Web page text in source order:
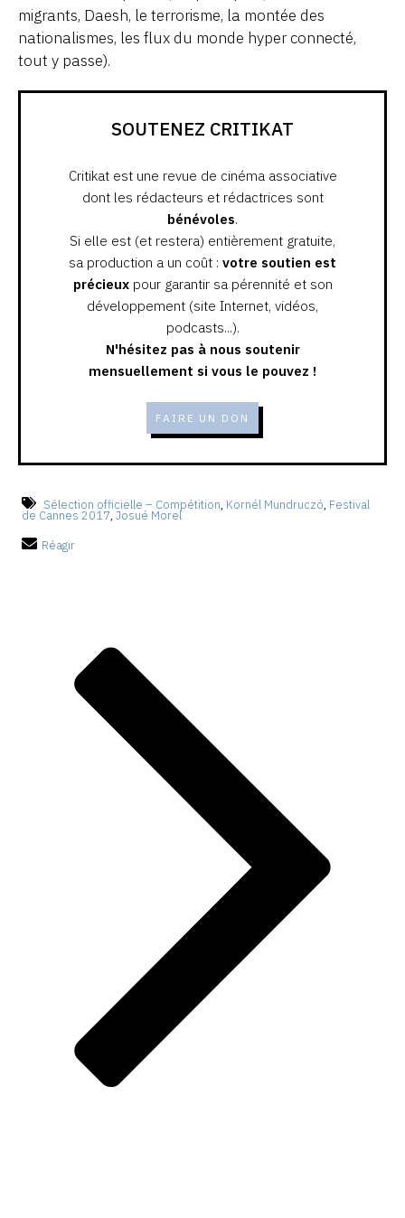
migrants, Daesh, le terrorisme, la montée des
nationalismes, les flux du monde hyper connecté,
tout y passe).
SOUTENEZ CRITIKAT
Critikat est une revue de cinéma associative
dont les rédacteurs et rédactrices sont
bénévoles.
Si elle est (et restera) entièrement gratuite,
sa production a un coût : votre soutien est
précieuxpour garantir sa pérennité et son
développement (site Internet, vidéos,
podcasts...).
N'hésitez pas à nous soutenir
mensuellement si vous le pouvez !
FAIRE UN DON
Sélection officielle – Compétition, Kornél Mundruczó, Festival
de Cannes 2017, Josué Morel
Réagir